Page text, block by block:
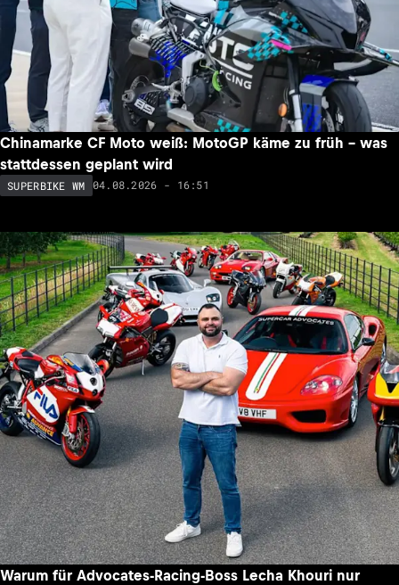
Chinamarke CF Moto weiß: MotoGP käme zu früh – was
stattdessen geplant wird
SUPERBIKE WM 04.08.2026 - 16:51
Warum für Advocates-Racing-Boss Lecha Khouri nur